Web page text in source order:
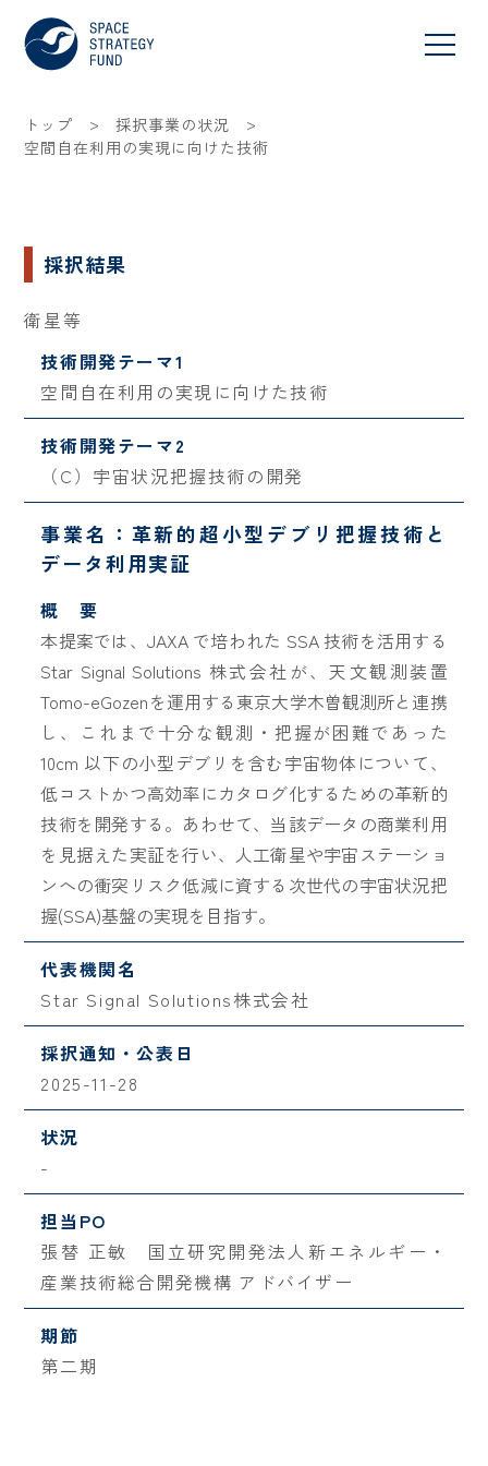
トップ > 採択事業の状況 >
空間自在利用の実現に向けた技術
採択結果
衛星等
技術開発テーマ1
空間自在利用の実現に向けた技術
技術開発テーマ2
（C）宇宙状況把握技術の開発
事業名：革新的超小型デブリ把握技術と
データ利用実証
概 要
本提案では、JAXA で培われた SSA 技術を活用する
Star Signal Solutions 株式会社が、天文観測装置
Tomo-eGozenを運用する東京大学木曽観測所と連携
し、これまで十分な観測・把握が困難であった
10cm 以下の小型デブリを含む宇宙物体について、
低コストかつ高効率にカタログ化するための革新的
技術を開発する。あわせて、当該データの商業利用
を見据えた実証を行い、人工衛星や宇宙ステーショ
ンへの衝突リスク低減に資する次世代の宇宙状況把
握(SSA)基盤の実現を目指す。
代表機関名
Star Signal Solutions株式会社
採択通知・公表日
2025-11-28
状況
-
担当PO
張替 正敏 国立研究開発法人新エネルギー・
産業技術総合開発機構 アドバイザー
期節
第二期